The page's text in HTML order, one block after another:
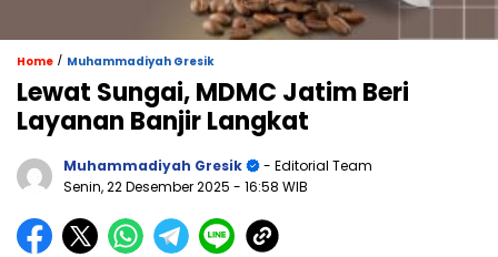
Home / Muhammadiyah Gresik
Lewat Sungai, MDMC Jatim Beri
Layanan Banjir Langkat
Muhammadiyah Gresik
- Editorial Team
Senin, 22 Desember 2025 - 16:58 WIB